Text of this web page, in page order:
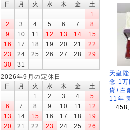
天皇
念 1万
貨+白
11年
日
月 火 水 木 金
土
1
2
3 4 5 6 7
8
9
10 11 12 13 14
15
16
17 18 19 20 21
22
23
24 25 26 27 28
29
30
31
2026年9月の定休日
日
月 火 水 木 金
土
1
2 3 4
5
6
7 8 9 10 11
12
13
14 15 16 17 18
19
20
21 22 23 24 25
26